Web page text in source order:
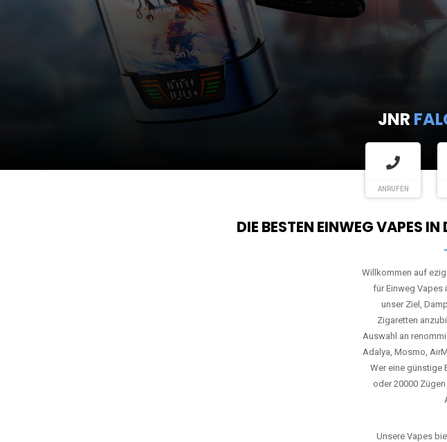
JNR
ANRUFEN
DIE BESTEN EINWEG VAPES
Willkommen auf
für Einweg Vapes
unser Ziel,
Zigaretten
Auswahl an
Adalya, Mosmo,
Wer eine günstige
oder 20000
Unsere Vapes